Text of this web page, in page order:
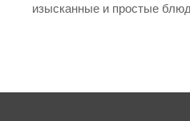
изысканные и простые